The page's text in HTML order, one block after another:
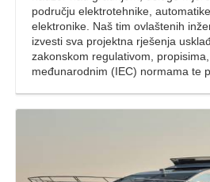
području elektrotehnike,
elektronike. Naš tim ovlaštenih
izvesti sva projektna rješenja
zakonskom regulativom,
međunarodnim (IEC) normama te